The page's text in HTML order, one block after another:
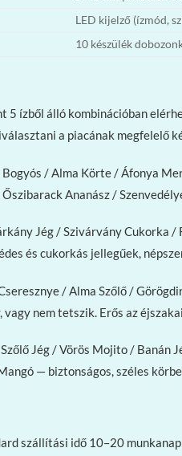
LED kijelző (ízmód,
10 készülék
5 ízből álló kombinációban
a piacának megfelelő
/ Alma Körte / Áfonya
Ananász /
Jég / Szivárvány Cukorka
és cukorkás jellegűek,
/ Alma Szőlő /
nem tetszik. Erős az
Jég / Vörös Mojito / Banán
— biztonságos, széles
szállítási idő 10–20